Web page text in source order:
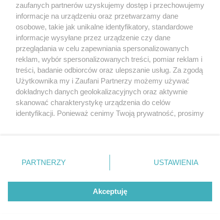
Karambol i utrudnienia
POGODA
13℃
Zobacz prognozę na 3 dni
Copyright © 2022 Kurier Szczeciński sp. z o.o.
Wszelkie prawa zastrzeżone
Nota wydawnicza
Nota prawna
Polityka prywatności
Reklama
zaufanych partnerów uzyskujemy dostęp i przechowujemy
informacje na urządzeniu oraz przetwarzamy dane
osobowe, takie jak unikalne identyfikatory, standardowe
informacje wysyłane przez urządzenie czy dane
przeglądania w celu zapewniania spersonalizowanych
reklam, wybór spersonalizowanych treści, pomiar reklam i
treści, badanie odbiorców oraz ulepszanie usług. Za zgodą
Użytkownika my i Zaufani Partnerzy możemy używać
dokładnych danych geolokalizacyjnych oraz aktywnie
skanować charakterystykę urządzenia do celów
identyfikacji. Ponieważ cenimy Twoją prywatność, prosimy
prywatności znajdujący się w lewym dolnym rogu strony
. Niektóre rodzaje przetwarzania danych nie wymagają
takiemu przetwarzaniu. Preferencje będą miały
zastosowania tylko na tej witrynie.
PARTNERZY USTAWIENIA
Akceptuję